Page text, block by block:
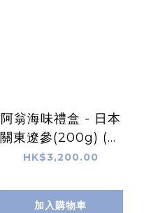
阿翁海味禮盒 - 日本
關東遼參(200g) (僅
在商店有售)
HK$3,200.00
加入購物車